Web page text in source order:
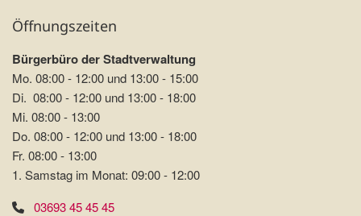
Öffnungszeiten
Bürgerbüro der Stadtverwaltung
Mo. 08:00 - 12:00 und 13:00 - 15:00
Di. 08:00 - 12:00 und 13:00 - 18:00
Mi. 08:00 - 13:00
Do. 08:00 - 12:00 und 13:00 - 18:00
Fr. 08:00 - 13:00
1. Samstag im Monat: 09:00 - 12:00
03693 45 45 45